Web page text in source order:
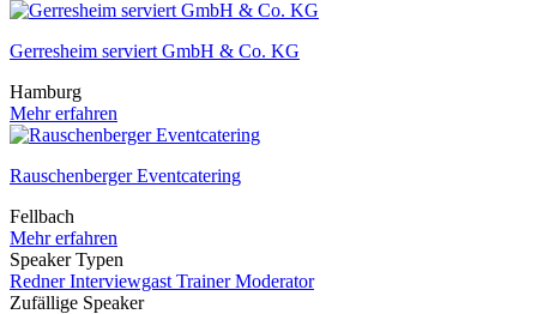
Gerresheim serviert GmbH & Co. KG
Hamburg
Mehr erfahren
Rauschenberger Eventcatering
Fellbach
Mehr erfahren
Speaker Typen
RednerInterviewgast TrainerModerator
Zufällige Speaker